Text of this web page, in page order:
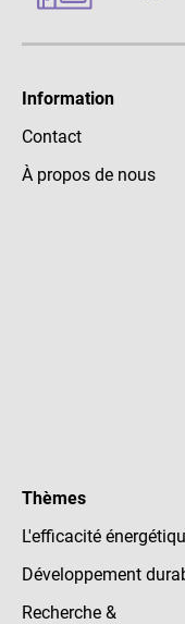
Information
Contact
À propos de nous
Thèmes
L'efficacité
Développement
Recherche &